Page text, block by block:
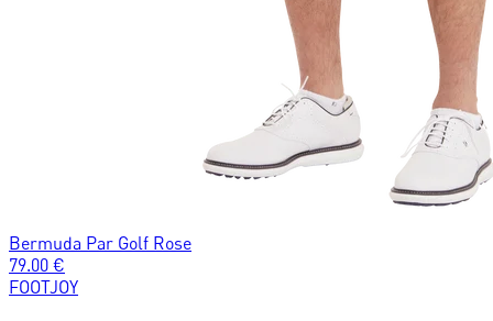
Bermuda Par Golf Rose
79.00 €
FOOTJOY